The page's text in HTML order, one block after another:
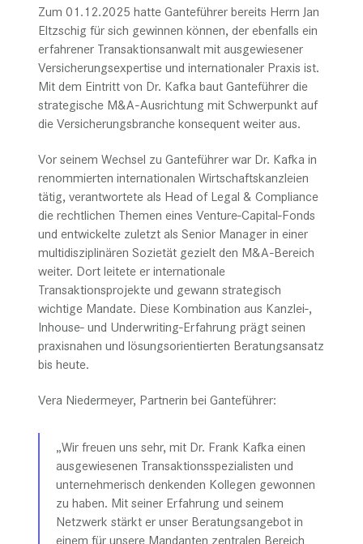
Zum 01.12.2025 hatte Ganteführer bereits Herrn Jan
Eltzschig für sich gewinnen können, der ebenfalls ein
erfahrener Transaktionsanwalt mit ausgewiesener
Versicherungsexpertise und internationaler Praxis ist.
Mit dem Eintritt von Dr. Kafka baut Ganteführer die
strategische M&A-Ausrichtung mit Schwerpunkt auf
die Versicherungsbranche konsequent weiter aus.
Vor seinem Wechsel zu Ganteführer war Dr. Kafka in
renommierten internationalen Wirtschaftskanzleien
tätig, verantwortete als Head of Legal & Compliance
die rechtlichen Themen eines Venture-Capital-Fonds
und entwickelte zuletzt als Senior Manager in einer
multidisziplinären Sozietät gezielt den M&A-Bereich
weiter. Dort leitete er internationale
Transaktionsprojekte und gewann strategisch
wichtige Mandate. Diese Kombination aus Kanzlei-,
Inhouse- und Underwriting-Erfahrung prägt seinen
praxisnahen und lösungsorientierten Beratungsansatz
bis heute.
Vera Niedermeyer, Partnerin bei Ganteführer:
„Wir freuen uns sehr, mit Dr. Frank Kafka einen
ausgewiesenen Transaktionsspezialisten und
unternehmerisch denkenden Kollegen gewonnen
zu haben. Mit seiner Erfahrung und seinem
Netzwerk stärkt er unser Beratungsangebot in
einem für unsere Mandanten zentralen Bereich